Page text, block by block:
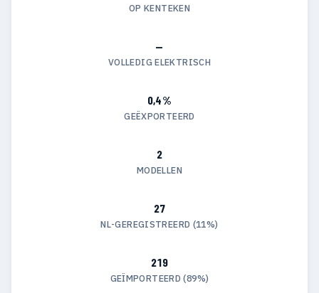
OP KENTEKEN
—
VOLLEDIG ELEKTRISCH
0,4%
GEËXPORTEERD
2
MODELLEN
27
NL-GEREGISTREERD (11%)
219
GEÏMPORTEERD (89%)